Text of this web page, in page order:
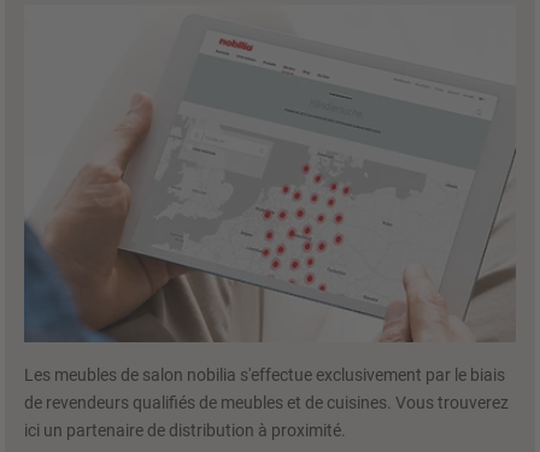
Les meubles de salon nobilia s'effectue exclusivement par le biais
de revendeurs qualifiés de meubles et de cuisines. Vous trouverez
ici un partenaire de distribution à proximité.